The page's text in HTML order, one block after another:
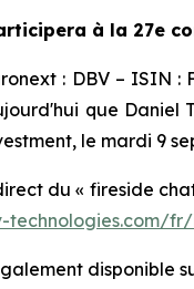
à la 27e
: DBV – ISIN
que Daniel
le mardi 9
du « fireside
technologies.com/
disponible